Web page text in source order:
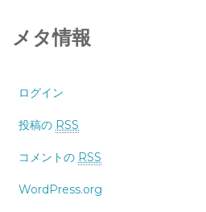
メタ情報
ログイン
投稿の RSS
コメントの RSS
WordPress.org